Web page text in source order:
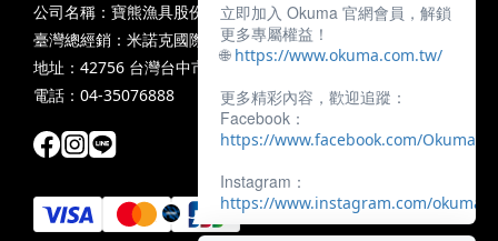
公司名稱：寶熊漁具股份有限公司
臺灣總經銷：米諾克國際釣具股份有限公司
地址：42756 台灣台中市潭子區中山路三段11號
電話：04-35076888
立即加入 Okuma 官網會員，解鎖
更多專屬權益！
🌐 https://www.okuma.com.tw/
更多精彩內容，歡迎追蹤：
Facebook：
https://www.facebook.com/
Instagram：
https://www.instagram.com/